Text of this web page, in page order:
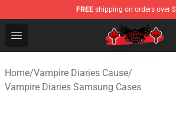
FREE shipping on orders over
Open menu
The Vampire Diaries Shop -
Home/Vampire Diaries Cause/
Vampire Diaries Samsung Cases